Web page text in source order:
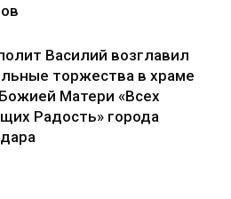
Василий возглавил
торжества в храме
Матери «Всех
Радость» города